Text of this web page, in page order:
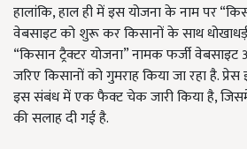
हालांकि, हाल ही में इस योजना के नाम पर
वेबसाइट को शुरू कर किसानों के साथ
“किसान ट्रैक्टर योजना” नामक फर्जी
जरिए किसानों को गुमराह किया जा रहा है.
इस संबंध में एक फैक्ट चेक जारी किया है,
की सलाह दी गई है.